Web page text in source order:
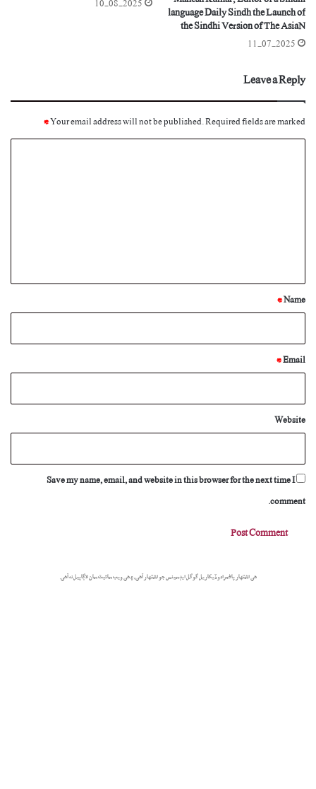
language Daily Sindh the Launch of
the Sindhi Version of The AsiaN
11-07-2025
10-08-2025
Leave a Reply
Your email address will not be published.Required fields are marked
*
*
Name
*
Email
*
Website
Save my name, email, and website in this browser for the next time I
comment.
هي اشتهار پاڻمرادو ڏيکاريل گوگل ايڊسينس جو اشتهار آهي، ۽ هي ويب سائيٽ سان لاڳاپيل نه آهي.